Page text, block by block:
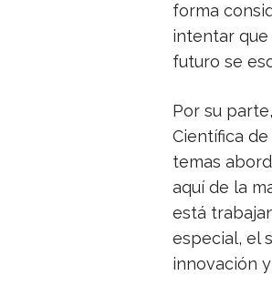
forma
intentar
futuro se
Por su
Científica
temas
aquí de la
está
especial, el
innovación